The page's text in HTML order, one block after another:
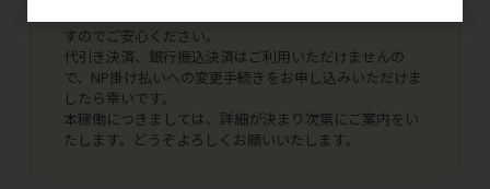
すのでご安心ください。
代引き決済、銀行振込決済はご利用いただけませんの
で、NP掛け払いへの変更手続きをお申し込みいただけま
したら幸いです。
本稼働につきましては、詳細が決まり次第にご案内をい
たします。どうぞよろしくお願いいたします。